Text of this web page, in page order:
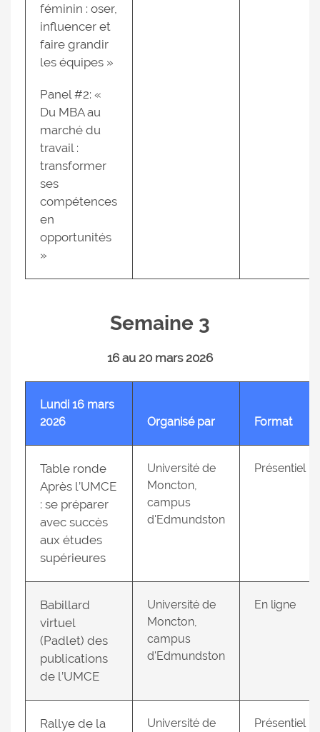
féminin : oser,
influencer et
faire grandir
les équipes »
Panel #2: «
Du MBA au
marché du
travail :
transformer
ses
compétences
en
opportunités
»
Semaine 3
16 au 20 mars 2026
Lundi 16 mars
2026
Organisé par Format
Table ronde
Après l’UMCE
: se préparer
avec succès
aux études
supérieures
Université de
Moncton,
campus
d'Edmundston
Présentiel
Babillard
virtuel
(Padlet) des
publications
de l’UMCE
Université de
Moncton,
campus
d'Edmundston
En ligne
Rallye de la
Université de
Présentiel